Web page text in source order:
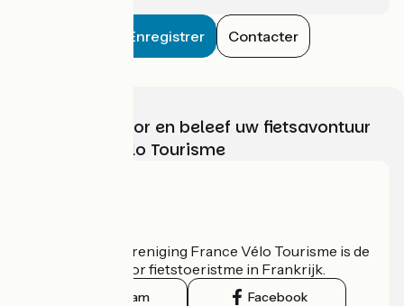
Enregistrer Contacter
Kies, bereid voor en beleef uw fietsavontuur
met France Vélo Tourisme
De nationale vereniging France Vélo Tourisme is de
officiële gids voor fietstoeristme in Frankrijk.
Instagram Facebook